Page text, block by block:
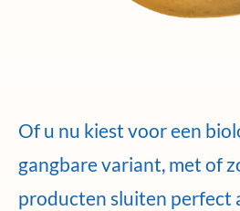
Of u nu kiest voor een
gangbare variant, met of
producten sluiten perfect